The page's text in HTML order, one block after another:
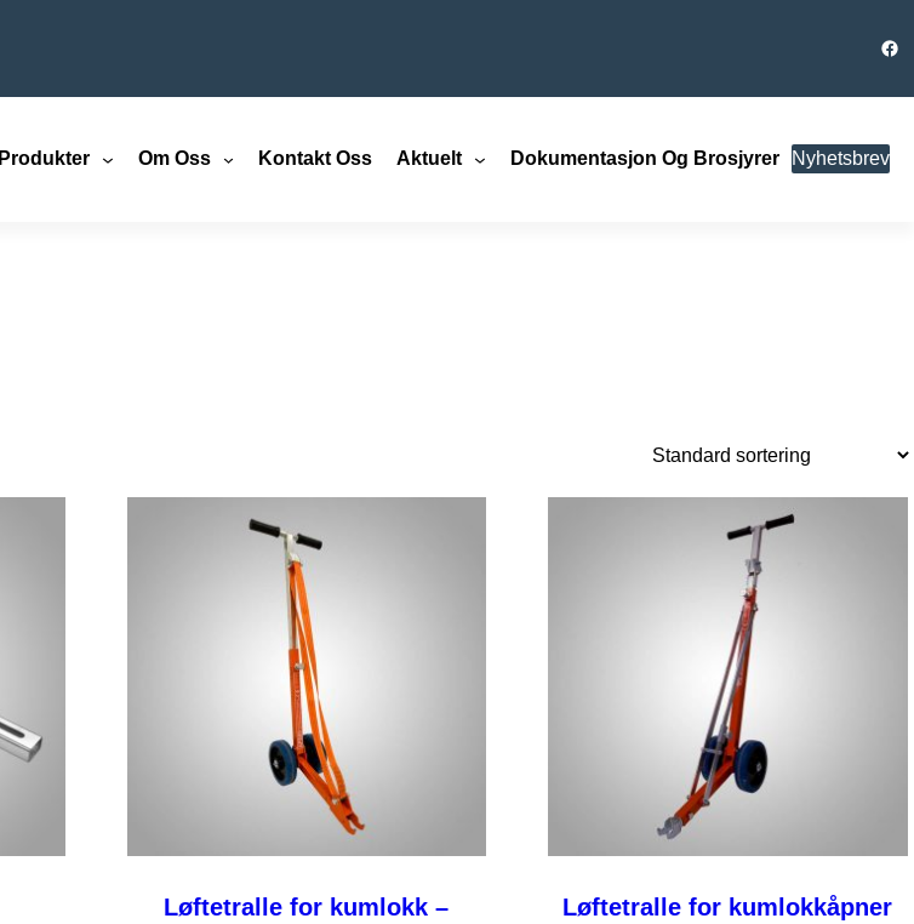
Produkter Om Oss Kontakt Oss Aktuelt Dokumentasjon Og Brosjyrer Nyhetsbrev
Løftetralle for kumlokk –
Løftetralle for kumlokkåpner